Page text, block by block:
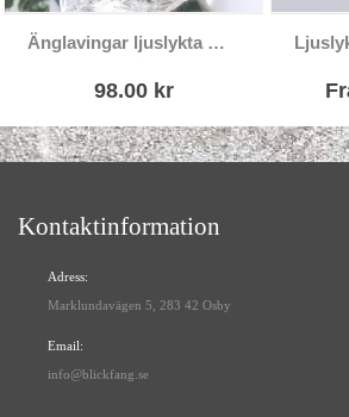
Änglavingar ljuslykta med glas
98.00 kr
Den här produkten har flera varianter. De olika alternativen kan
Kontaktinformation
Adress:
Marklundavägen 5, 283 42 Osby
Email:
info@blickfang.se